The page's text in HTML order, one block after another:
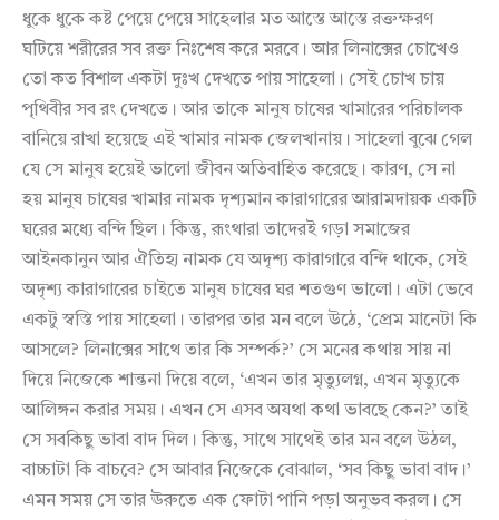
ধুকে ধুকে কষ্ট পেয়ে পেয়ে সাহেলার মত আস্তে আস্তে রক্তক্ষরণ
ঘটিয়ে শরীরের সব রক্ত নিঃশেষ করে মরবে। আর লিনাক্সের চোখেও
তো কত বিশাল একটা দুঃখ দেখতে পায় সাহেলা। সেই চোখ চায়
পৃথিবীর সব রং দেখতে। আর তাকে মানুষ চাষের খামারের পরিচালক
বানিয়ে রাখা হয়েছে এই খামার নামক জেলখানায়। সাহেলা বুঝে গেল
যে সে মানুষ হয়েই ভালো জীবন অতিবাহিত করেছে। কারণ, সে না
হয় মানুষ চাষের খামার নামক দৃশ্যমান কারাগারের আরামদায়ক একটি
ঘরের মধ্যে বন্দি ছিল। কিন্তু, রূংথারা তাদেরই গড়া সমাজের
আইনকানুন আর ঐতিহ্য নামক যে অদৃশ্য কারাগারে বন্দি থাকে, সেই
অদৃশ্য কারাগারের চাইতে মানুষ চাষের ঘর শতগুণ ভালো। এটা ভেবে
একটু স্বস্তি পায় সাহেলা। তারপর তার মন বলে উঠে, ‘প্রেম মানেটা কি
আসলে? লিনাক্সের সাথে তার কি সম্পর্ক?’ সে মনের কথায় সায় না
দিয়ে নিজেকে শান্তনা দিয়ে বলে, ‘এখন তার মৃত্যুলগ্ন, এখন মৃত্যুকে
আলিঙ্গন করার সময়। এখন সে এসব অযথা কথা ভাবছে কেন?’ তাই
সে সবকিছু ভাবা বাদ দিল। কিন্তু, সাথে সাথেই তার মন বলে উঠল,
বাচ্চাটা কি বাচবে? সে আবার নিজেকে বোঝাল, ‘সব কিছু ভাবা বাদ।’
এমন সময় সে তার ঊরুতে এক ফোটা পানি পড়া অনুভব করল। সে